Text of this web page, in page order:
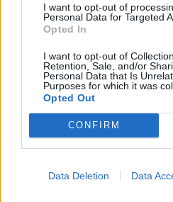
I want to opt-out of
Personal Data for Targeted
Opted In
I want to opt-out of
Retention, Sale, and/or
Personal Data that Is
Purposes for which it was
Opted Out
CONFIRM
Data Deletion Data